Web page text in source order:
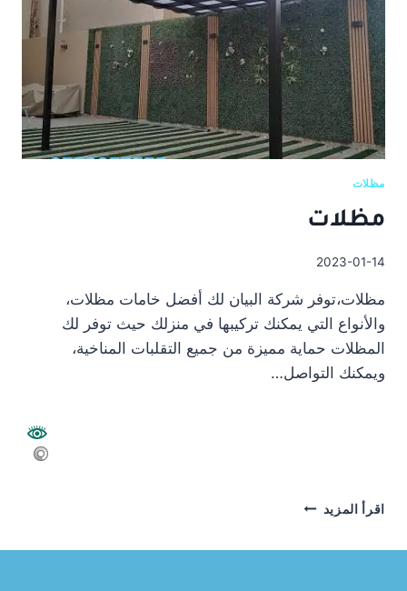
مظلات
مظلات
2023-01-14
مظلات،توفر شركة البيان لك أفضل خامات مظلات،
والأنواع التي يمكنك تركيبها في منزلك حيث توفر لك
المظلات حماية مميزة من جميع التقلبات المناخية،
ويمكنك التواصل…
اقرأ المزيد مظلات